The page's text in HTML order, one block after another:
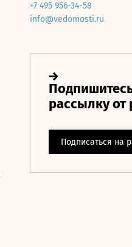
+7 495 956-34-58
info@vedomosti.ru